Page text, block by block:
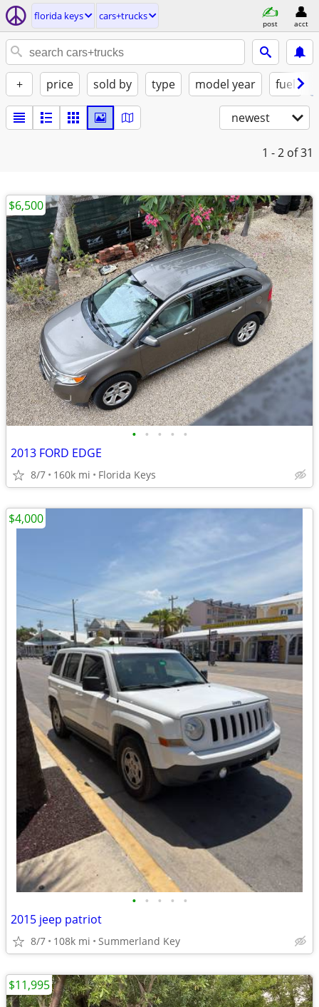
florida keys cars+trucks
post acct
+ price sold by type model year fuel
newest
1 - 2 of 31
• • • • •
2013 FORD EDGE
8/7 160k mi Florida Keys
$6,500
• • • • •
2015 jeep patriot
8/7 108k mi Summerland Key
$4,000
$11,995